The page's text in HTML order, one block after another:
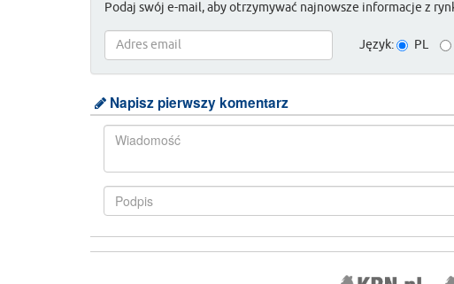
Podaj swój e-mail, aby otrzymywać najnowsze informacje z
Język: PL
Napisz pierwszy komentarz